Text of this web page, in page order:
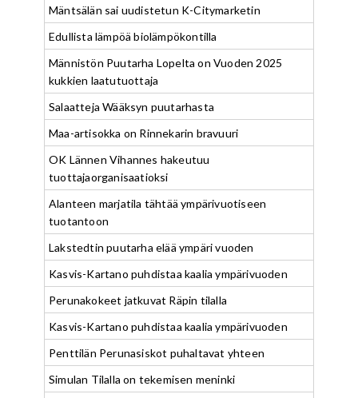
Mäntsälän sai uudistetun K-Citymarketin
Edullista lämpöä biolämpökontilla
Männistön Puutarha Lopelta on Vuoden 2025
kukkien laatutuottaja
Salaatteja Wääksyn puutarhasta
Maa-artisokka on Rinnekarin bravuuri
OK Lännen Vihannes hakeutuu
tuottajaorganisaatioksi
Alanteen marjatila tähtää ympärivuotiseen
tuotantoon
Lakstedtin puutarha elää ympäri vuoden
Kasvis-Kartano puhdistaa kaalia ympärivuoden
Perunakokeet jatkuvat Räpin tilalla
Kasvis-Kartano puhdistaa kaalia ympärivuoden
Penttilän Perunasiskot puhaltavat yhteen
Simulan Tilalla on tekemisen meninki